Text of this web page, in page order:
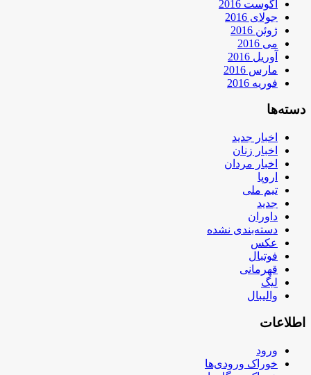
آگوست 2016
جولای 2016
ژوئن 2016
می 2016
آوریل 2016
مارس 2016
فوریه 2016
دسته‌ها
اخبار جدید
اخبار زنان
اخبار مردان
اروپا
تیم ملی
جدید
داوران
دسته‌بندی نشده
عکس
فوتبال
قهرمانی
لیگ
والیبال
اطلاعات
ورود
خوراک ورودی‌ها